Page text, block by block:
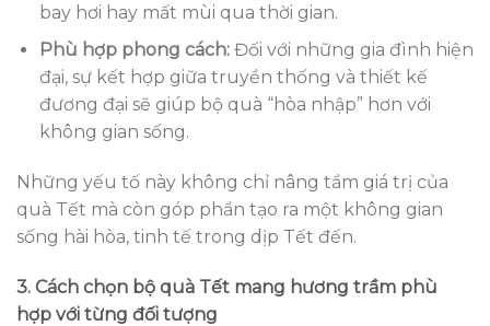
bay hơi hay mất mùi qua thời gian.
Phù hợp phong cách:Đối với những gia đình hiện
đại, sự kết hợp giữa truyền thống và thiết kế
đương đại sẽ giúp bộ quà “hòa nhập” hơn với
không gian sống.
Những yếu tố này không chỉ nâng tầm giá trị của
quà Tết mà còn góp phần tạo ra một không gian
sống hài hòa, tinh tế trong dịp Tết đến.
3. Cách chọn bộ quà Tết mang hương trầm phù
hợp với từng đối tượng